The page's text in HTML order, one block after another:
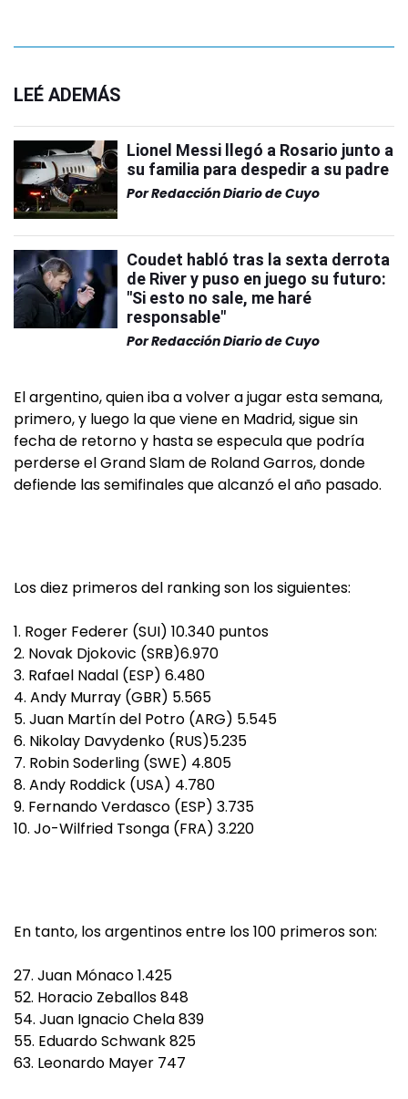
LEÉ ADEMÁS
Lionel Messi llegó a Rosario junto a
su familia para despedir a su padre
PorRedacción Diario de Cuyo
Coudet habló tras la sexta derrota
de River y puso en juego su futuro:
"Si esto no sale, me haré
responsable"
PorRedacción Diario de Cuyo
El argentino, quien iba a volver a jugar esta semana,
primero, y luego la que viene en Madrid, sigue sin
fecha de retorno y hasta se especula que podría
perderse el Grand Slam de Roland Garros, donde
defiende las semifinales que alcanzó el año pasado.
Los diez primeros del ranking son los siguientes:
1. Roger Federer (SUI) 10.340 puntos
2. Novak Djokovic (SRB)6.970
3. Rafael Nadal (ESP) 6.480
4. Andy Murray (GBR) 5.565
5. Juan Martín del Potro (ARG) 5.545
6. Nikolay Davydenko (RUS)5.235
7. Robin Soderling (SWE) 4.805
8. Andy Roddick (USA) 4.780
9. Fernando Verdasco (ESP) 3.735
10. Jo-Wilfried Tsonga (FRA) 3.220
En tanto, los argentinos entre los 100 primeros son:
27. Juan Mónaco 1.425
52. Horacio Zeballos 848
54. Juan Ignacio Chela 839
55. Eduardo Schwank 825
63. Leonardo Mayer 747